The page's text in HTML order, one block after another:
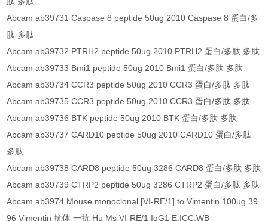
Abcam ab39731 Caspase 8 peptide 50ug 2010 Caspase 8 蛋白/多
肽 多肽
Abcam ab39732 PTRH2 peptide 50ug 2010 PTRH2 蛋白/多肽 多肽
Abcam ab39733 Bmi1 peptide 50ug 2010 Bmi1 蛋白/多肽 多肽
Abcam ab39734 CCR3 peptide 50ug 2010 CCR3 蛋白/多肽 多肽
Abcam ab39735 CCR3 peptide 50ug 2010 CCR3 蛋白/多肽 多肽
Abcam ab39736 BTK peptide 50ug 2010 BTK 蛋白/多肽 多肽
Abcam ab39737 CARD10 peptide 50ug 2010 CARD10 蛋白/多肽
多肽
Abcam ab39738 CARD8 peptide 50ug 3286 CARD8 蛋白/多肽 多肽
Abcam ab39739 CTRP2 peptide 50ug 3286 CTRP2 蛋白/多肽 多肽
Abcam ab3974 Mouse monoclonal [VI-RE/1] to Vimentin 100ug 39
96 Vimentin 抗体 一抗 Hu Ms VI-RE/1 IgG1 E,ICC,WB